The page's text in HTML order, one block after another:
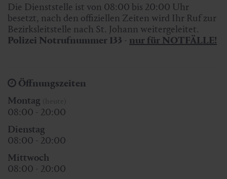
Die Dienststelle ist von 08:00 bis 20:00 Uhr
besetzt, nach den offiziellen Zeiten wird Ihr Ruf zur
Bezirksleitstelle nach St. Johann weitergeleitet.
Polizei Notrufnummer 133 - nur für NOTFÄLLE!
Öffnungszeiten
Montag
08:00 - 20:00
Dienstag
08:00 - 20:00
Mittwoch
08:00 - 20:00